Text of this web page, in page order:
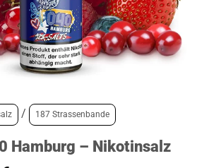
/ 187 Strassenbande
Hamburg – Nikotinsalz